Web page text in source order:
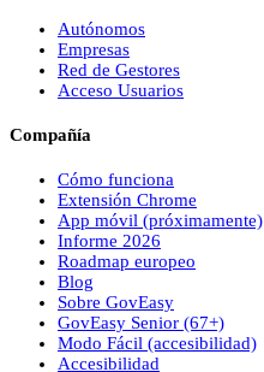
Autónomos
Empresas
Red de Gestores
Acceso Usuarios
Compañía
Cómo funciona
Extensión Chrome
App móvil (próximamente)
Informe 2026
Roadmap europeo
Blog
Sobre GovEasy
GovEasy Senior (67+)
Modo Fácil (accesibilidad)
Accesibilidad